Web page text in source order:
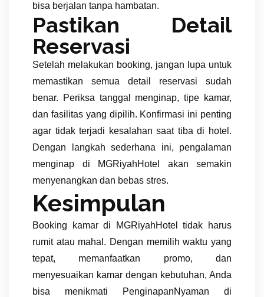
bisa berjalan tanpa hambatan.
Pastikan Detail
Reservasi
Setelah melakukan booking, jangan lupa untuk
memastikan semua detail reservasi sudah
benar. Periksa tanggal menginap, tipe kamar,
dan fasilitas yang dipilih. Konfirmasi ini penting
agar tidak terjadi kesalahan saat tiba di hotel.
Dengan langkah sederhana ini, pengalaman
menginap di MGRiyahHotel akan semakin
menyenangkan dan bebas stres.
Kesimpulan
Booking kamar di MGRiyahHotel tidak harus
rumit atau mahal. Dengan memilih waktu yang
tepat, memanfaatkan promo, dan
menyesuaikan kamar dengan kebutuhan, Anda
bisa menikmati PenginapanNyaman di